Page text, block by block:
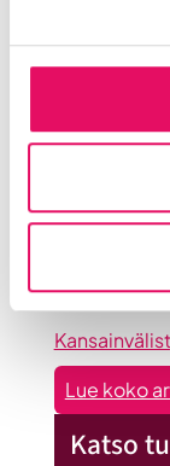
Suomeen
Lue koko
2026
Lue koko
Katso